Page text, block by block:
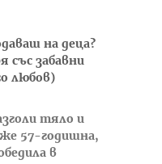
на деца?
със забавни
любов)
тяло и
57-годишна,
в